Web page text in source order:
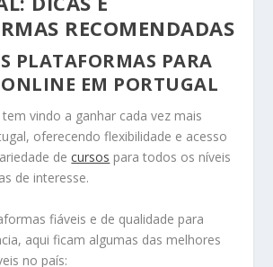
RECOMENDADAS
PLATAFORMAS PARA
EM PORTUGAL
vindo a ganhar cada vez mais
oferecendo flexibilidade e acesso
decursos para todos os níveis
de interesse.
fiáveis e de qualidade para
aqui ficam algumas das melhores
no país: